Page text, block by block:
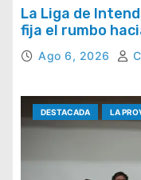
La Liga de
fija el rumbo
Ago 6, 2026
DESTACADA LA